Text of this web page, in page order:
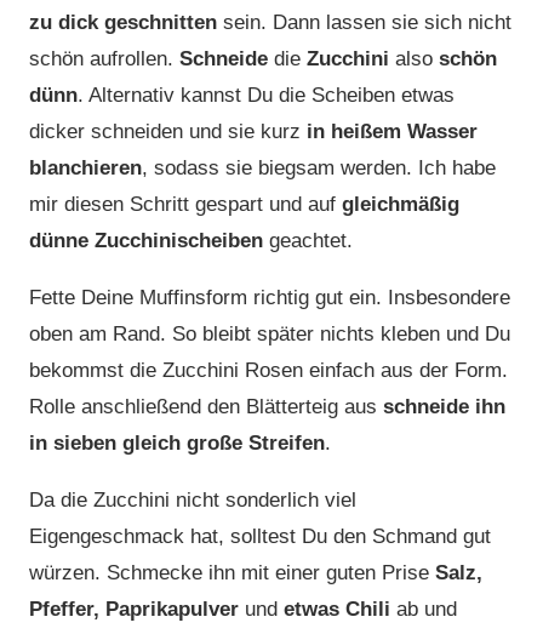
zu dick geschnitten sein. Dann lassen sie sich nicht
schön aufrollen. Schneide die Zucchini also schön
dünn. Alternativ kannst Du die Scheiben etwas
dicker schneiden und sie kurz in heißem Wasser
blanchieren, sodass sie biegsam werden. Ich habe
mir diesen Schritt gespart und auf gleichmäßig
dünne Zucchinischeiben geachtet.
Fette Deine Muffinsform richtig gut ein. Insbesondere
oben am Rand. So bleibt später nichts kleben und Du
bekommst die Zucchini Rosen einfach aus der Form.
Rolle anschließend den Blätterteig aus schneide ihn
in sieben gleich große Streifen.
Da die Zucchini nicht sonderlich viel
Eigengeschmack hat, solltest Du den Schmand gut
würzen. Schmecke ihn mit einer guten Prise Salz,
Pfeffer, Paprikapulver und etwas Chili ab und